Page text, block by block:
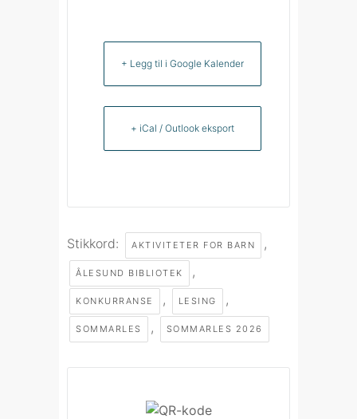
+ Legg til i Google Kalender
+ iCal / Outlook eksport
Stikkord: AKTIVITETER FOR BARN ,
ÅLESUND BIBLIOTEK ,
KONKURRANSE , LESING ,
SOMMARLES , SOMMARLES 2026